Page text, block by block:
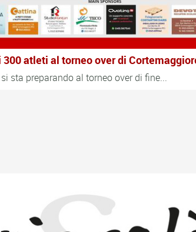
atleti al torneo over di
sta preparando al torneo over di fine...